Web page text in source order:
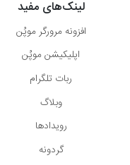
لینک‌های مفید
افزونه مرورگر موپُن
اپلیکیشن موپُن
ربات تلگرام
وبلاگ
رویدادها
گردونه